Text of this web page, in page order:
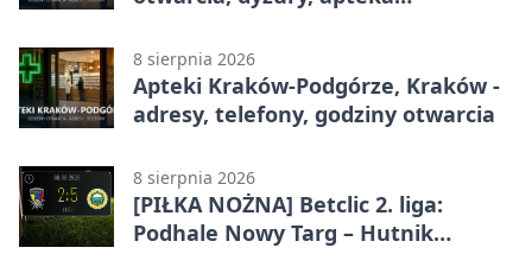
8 sierpnia 2026
Apteki Kraków-Podgórze, Kraków -
adresy, telefony, godziny otwarcia
8 sierpnia 2026
[PIŁKA NOŻNA] Betclic 2. liga:
Podhale Nowy Targ – Hutnik